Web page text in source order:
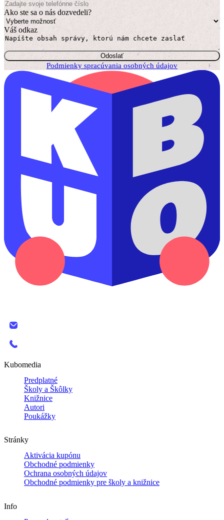
Ako ste sa o nás dozvedeli?
Váš odkaz
Odoslať
Podmienky spracúvania osobných údajov
Kubomedia
Predplatné
Školy a Škôlky
Knižnice
Autori
Poukážky
Stránky
Aktivácia kupónu
Obchodné podmienky
Ochrana osobných údajov
Obchodné podmienky pre školy a knižnice
Info